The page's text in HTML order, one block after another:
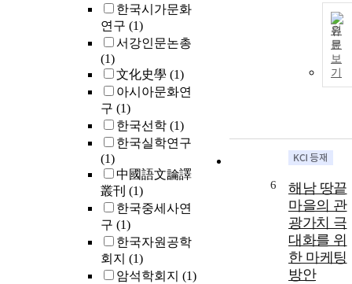
한국시가문화
연구 (1)
서강인문논총
(1)
文化史學 (1)
아시아문화연
구 (1)
한국선학 (1)
한국실학연구
(1)
中國語文論譯
叢刊 (1)
한국중세사연
구 (1)
한국자원공학
회지 (1)
암석학회지 (1)
원
문
보
기
6
해남 땅끝
마을의 관
광가치 극
대화를 위
한 마케팅
방안